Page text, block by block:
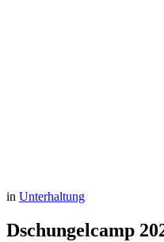
in Unterhaltung
Dschungelcamp